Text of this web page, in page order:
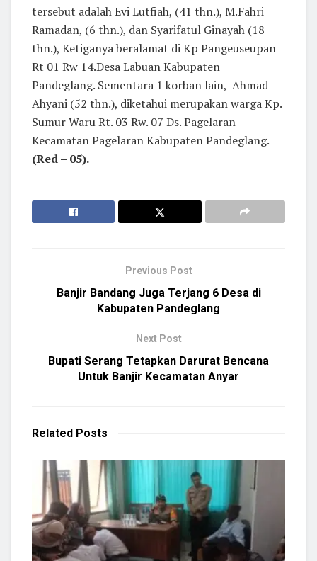
tersebut adalah Evi Lutfiah, (41 thn.), M.Fahri
Ramadan, (6 thn.), dan Syarifatul Ginayah (18
thn.), Ketiganya beralamat di Kp Pangeuseupan
Rt 01 Rw 14.Desa Labuan Kabupaten
Pandeglang. Sementara 1 korban lain, Ahmad
Ahyani (52 thn.), diketahui merupakan warga Kp.
Sumur Waru Rt. 03 Rw. 07 Ds. Pagelaran
Kecamatan Pagelaran Kabupaten Pandeglang.
(Red – 05).
Previous Post
Banjir Bandang Juga Terjang 6 Desa di
Kabupaten Pandeglang
Next Post
Bupati Serang Tetapkan Darurat Bencana
Untuk Banjir Kecamatan Anyar
Related Posts